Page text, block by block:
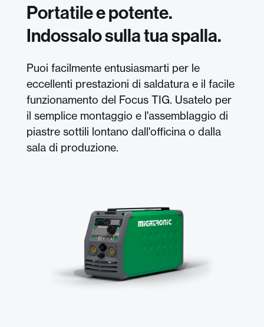
Portatile e potente.
Indossalo sulla tua spalla.
Puoi facilmente entusiasmarti per le
eccellenti prestazioni di saldatura e il facile
funzionamento del Focus TIG. Usatelo per
il semplice montaggio e l'assemblaggio di
piastre sottili lontano dall'officina o dalla
sala di produzione.